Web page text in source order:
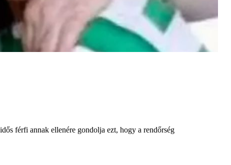
férfi annak ellenére gondolja ezt, hogy a rendőrség